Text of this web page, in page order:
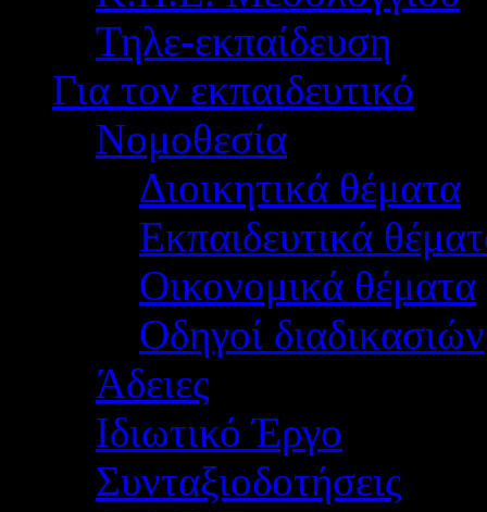
Τηλε-εκπαίδευση
Για τον εκπαιδευτικό
Νομοθεσία
Διοικητικά θέματα
Εκπαιδευτικά
Οικονομικά θέματα
Οδηγοί διαδικασιών
Άδειες
Ιδιωτικό Έργο
Συνταξιοδοτήσεις